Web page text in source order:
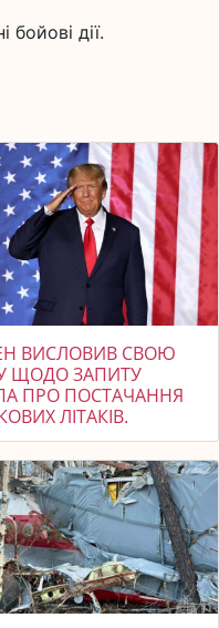
дії.
ВИСЛОВИВ СВОЮ
ЩОДО ЗАПИТУ
ПРО ПОСТАЧАННЯ
ЛІТАКІВ.